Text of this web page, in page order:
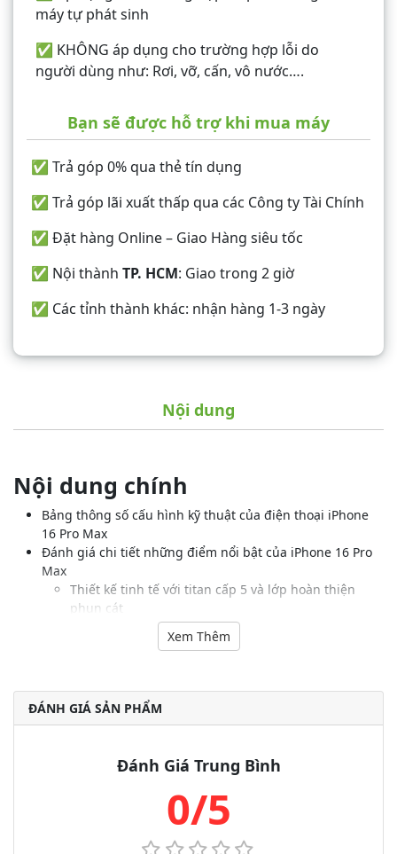
máy tự phát sinh
✅ KHÔNG áp dụng cho trường hợp lỗi do
người dùng như: Rơi, vỡ, cấn, vô nước….
Bạn sẽ được hỗ trợ khi mua máy
✅ Trả góp 0% qua thẻ tín dụng
✅ Trả góp lãi xuất thấp qua các Công ty Tài Chính
✅ Đặt hàng Online – Giao Hàng siêu tốc
✅ Nội thành TP. HCM: Giao trong 2 giờ
✅ Các tỉnh thành khác: nhận hàng 1-3 ngày
Nội dung
Nội dung chính
Bảng thông số cấu hình kỹ thuật của điện thoại iPhone
16 Pro Max
Đánh giá chi tiết những điểm nổi bật của iPhone 16 Pro
Max
Thiết kế tinh tế với titan cấp 5 và lớp hoàn thiện
phun cát
iPhone 16 Pro Maxcó màn hình lớn, viền mỏng
Kiểm soát hoàn toàn với Camera Control
của iPhone 16 Pro Max
So sánh iPhone 16 Pro Max với iPhone 15 Pro
Kích thước của iPhone 16 Pro Max lớn hơn iPhone
Camera tốt hơn trên iPhone 16 Pro Max
iPhone 16 Pro Max có thời lượng PIN tốt hơn
Xem Thêm
ĐÁNH GIÁ SẢN PHẨM
Đánh Giá Trung Bình
0/5